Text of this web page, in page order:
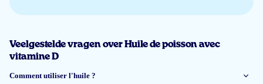
Margriet Je
Veelgestelde vragen over Huile de poisson avec
vitamine D
Comment utiliser l'huile ?